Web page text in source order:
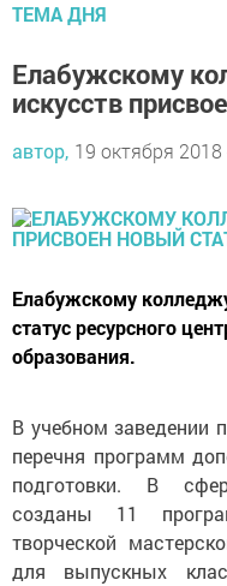
ТЕМА ДНЯ
Елабужскому
искусств
автор, 19 октября 2018
Елабужскому
статус ресурсного
образования.
В учебном заведении
перечня программ
подготовки. В
созданы 11
творческой
для выпускных